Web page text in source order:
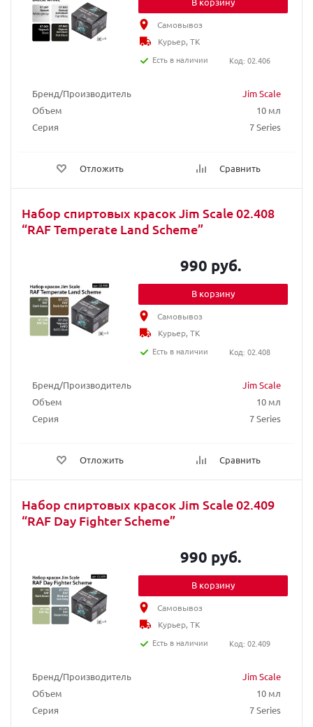
Бренд/Производитель
Jim Scale
Объем
10 мл
Серия
7 Series
Отложить Сравнить
Самовывоз
Курьер, ТК
Есть в наличии
Код: 02.406
Набор спиртовых красок Jim Scale 02.408
“RAF Temperate Land Scheme”
Бренд/Производитель
Jim Scale
Объем
10 мл
Серия
7 Series
Отложить Сравнить
990 руб.
В корзину
Самовывоз
Курьер, ТК
Есть в наличии
Код: 02.408
Набор спиртовых красок Jim Scale 02.409
“RAF Day Fighter Scheme”
Бренд/Производитель
Jim Scale
Объем
10 мл
Серия
7 Series
990 руб.
В корзину
Самовывоз
Курьер, ТК
Есть в наличии
Код: 02.409